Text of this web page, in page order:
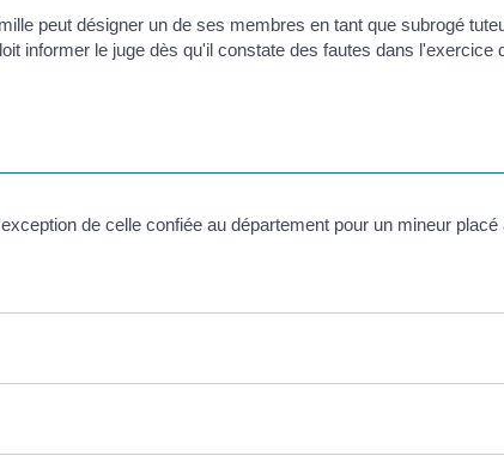
peut désigner un de ses membres en tant que subrogé
informer le juge dès qu'il constate des fautes dans l'exercice
de celle confiée au département pour un mineur